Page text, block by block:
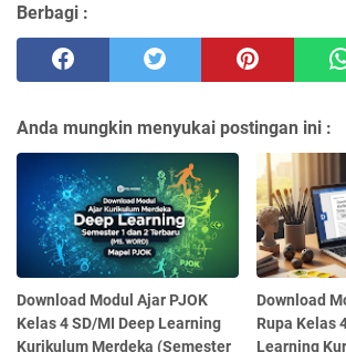
Berbagi :
Anda mungkin menyukai postingan ini :
Download Modul Ajar PJOK
Kelas 4 SD/MI Deep Learning
Kurikulum Merdeka (Semester
Download
Rupa Kelas
Learning